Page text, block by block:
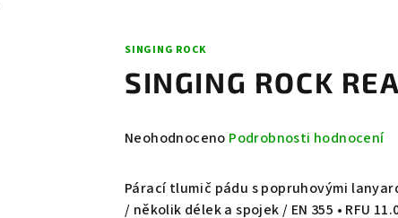
SINGING ROCK
SINGING ROCK
Průměrné
produktu
je
Neohodnoceno Podrobnosti hodnocení
Párací tlumič pádu s popruhovými
/ několik délek a spojek / EN 355 • RFU